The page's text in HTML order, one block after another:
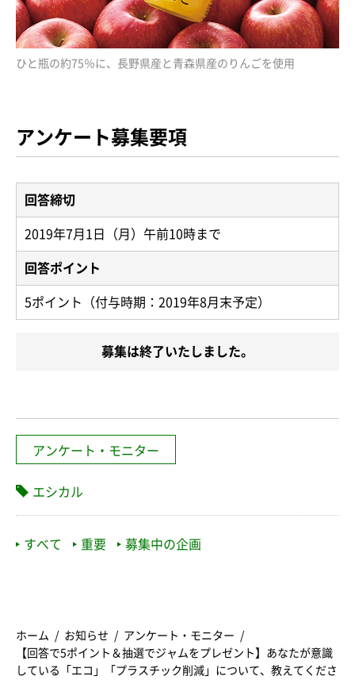
ひと瓶の約75％に、長野県産と青森県産のりんごを使用
アンケート募集要項
回答締切
2019年7月1日（月）午前10時まで
回答ポイント
5ポイント（付与時期：2019年8月末予定）
募集は終了いたしました。
アンケート・モニター
エシカル
すべて 重要 募集中の企画
ホーム お知らせ
アンケート・モニター
【回答で5ポイント＆抽選でジャムをプレゼント】あなたが意識
している「エコ」「プラスチック削減」について、教えてくださ